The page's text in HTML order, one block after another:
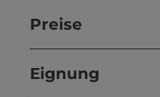
Preise
Eignung